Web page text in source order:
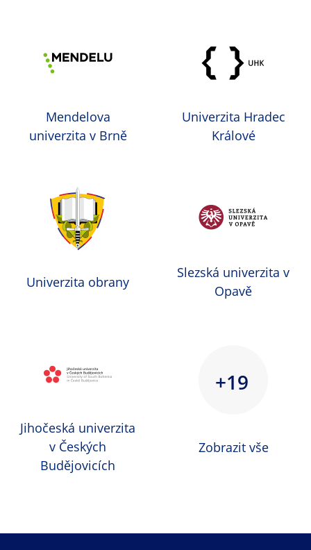
Mendelova
univerzita v Brně
Univerzita Hradec
Králové
Univerzita obrany
Slezská univerzita v
Opavě
Jihočeská univerzita
v Českých
Budějovicích
+19
Zobrazit vše